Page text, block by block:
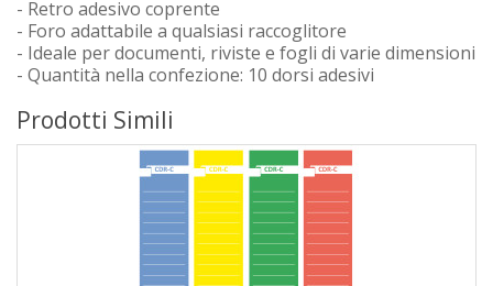
- Retro adesivo coprente
- Foro adattabile a qualsiasi raccoglitore
- Ideale per documenti, riviste e fogli di varie dimensioni
- Quantità nella confezione: 10 dorsi adesivi
Prodotti Simili